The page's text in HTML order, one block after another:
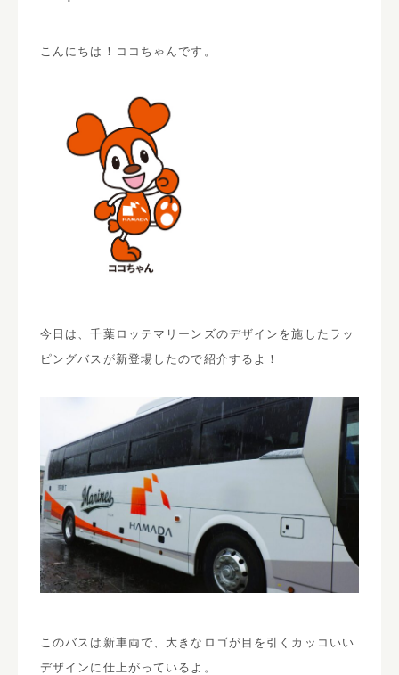
こんにちは！ココちゃんです。
今日は、千葉ロッテマリーンズのデザインを施したラッ
ピングバスが新登場したので紹介するよ！
このバスは新車両で、大きなロゴが目を引くカッコいい
デザインに仕上がっているよ。